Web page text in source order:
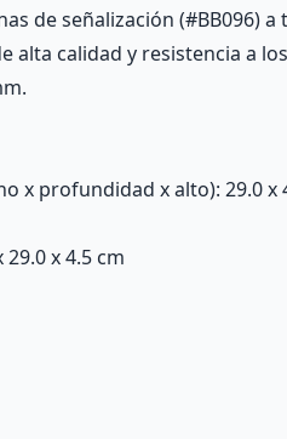
de señalización (#BB096)
alta calidad y resistencia a
x profundidad x alto): 29.0 x
x 4.5 cm